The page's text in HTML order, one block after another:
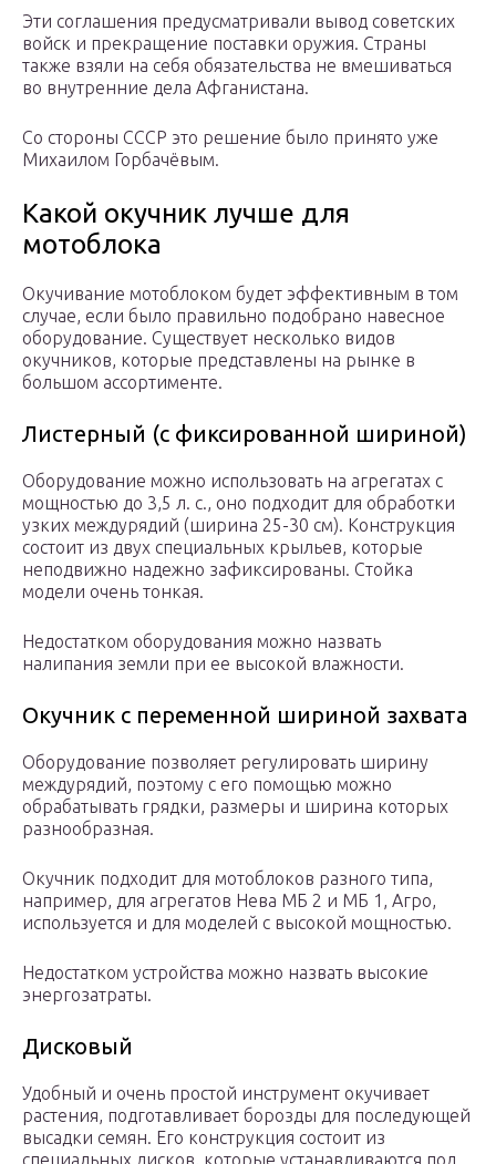
Эти соглашения предусматривали вывод советских
войск и прекращение поставки оружия. Страны
также взяли на себя обязательства не вмешиваться
во внутренние дела Афганистана.
Со стороны СССР это решение было принято уже
Михаилом Горбачёвым.
Какой окучник лучше для
мотоблока
Окучивание мотоблоком будет эффективным в том
случае, если было правильно подобрано навесное
оборудование. Существует несколько видов
окучников, которые представлены на рынке в
большом ассортименте.
Листерный (с фиксированной шириной)
Оборудование можно использовать на агрегатах с
мощностью до 3,5 л. с., оно подходит для обработки
узких междурядий (ширина 25-30 см). Конструкция
состоит из двух специальных крыльев, которые
неподвижно надежно зафиксированы. Стойка
модели очень тонкая.
Недостатком оборудования можно назвать
налипания земли при ее высокой влажности.
Окучник с переменной шириной захвата
Оборудование позволяет регулировать ширину
междурядий, поэтому с его помощью можно
обрабатывать грядки, размеры и ширина которых
разнообразная.
Окучник подходит для мотоблоков разного типа,
например, для агрегатов Нева МБ 2 и МБ 1, Агро,
используется и для моделей с высокой мощностью.
Недостатком устройства можно назвать высокие
энергозатраты.
Дисковый
Удобный и очень простой инструмент окучивает
растения, подготавливает борозды для последующей
высадки семян. Его конструкция состоит из
специальных дисков, которые устанавливаются под